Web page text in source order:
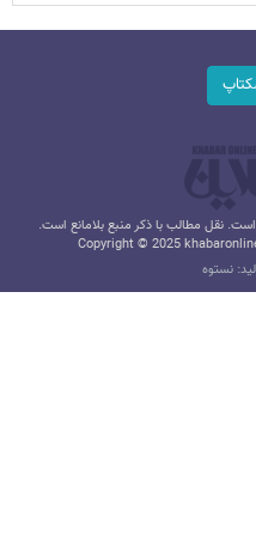
نقل مطالب با ذکر منبع بلامانع است.
Copyright © 2025
نستوه